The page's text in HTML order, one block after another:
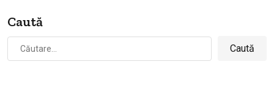
Caută
Caută
după: